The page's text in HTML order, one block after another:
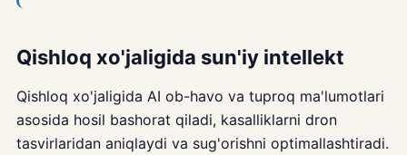
Qishloq xo'jaligida sun'iy intellekt
Qishloq xo'jaligida AI ob-havo va tuproq ma'lumotlari
asosida hosil bashorat qiladi, kasalliklarni dron
tasvirlaridan aniqlaydi va sug'orishni optimallashtiradi.